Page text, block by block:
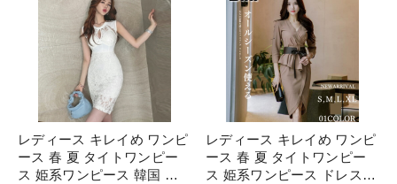
レディース キレイめ ワンピ
ース 春 夏 タイトワンピー
ス 姫系ワンピース 韓国 風
レディース キレイめ ワンピ
ース 春 夏 タイトワンピー
ス 姫系ワンピース ドレスワ